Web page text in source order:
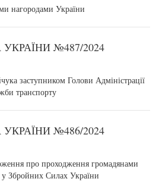
нагородами України
№487/2024
заступником Голови Адміністрації
транспорту
№486/2024
про проходження громадянами
у Збройних Силах України